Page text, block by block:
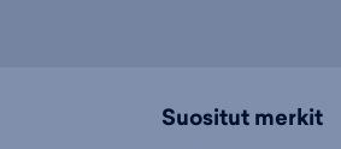
Suositut merkit